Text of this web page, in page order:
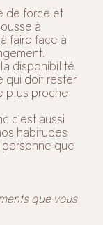
les chagrins
gérée par les
de force et
à
faire face à
doit rester
plus proche